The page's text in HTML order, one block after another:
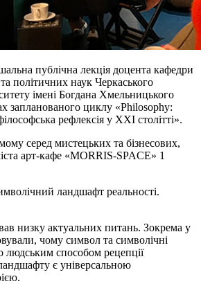
публічна лекція доцента кафедри
політичних наук Черкаського
імені Богдана Хмельницького
запланованого циклу «Philosophy:
рефлексія у XXI столітті».
серед мистецьких та бізнесових,
арт-кафе «MORRIS-SPACE» 1
ландшафт реальності.
низку актуальних питань. Зокрема у
чому символ та символічні
людським способом рецепції
є універсальною